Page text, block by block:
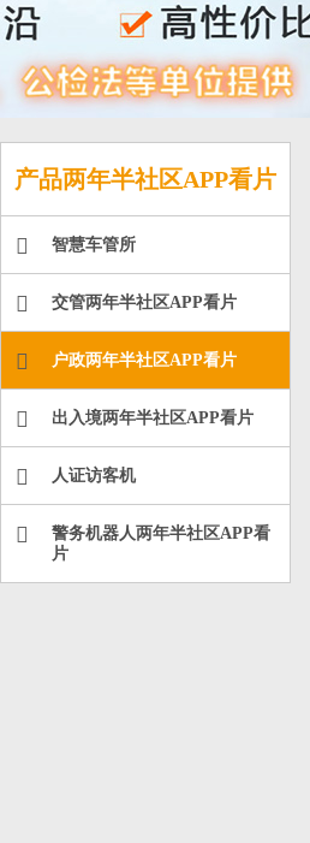
产品两年半社区APP看片
智慧车管所
交管两年半社区APP看片
户政两年半社区APP看片
出入境两年半社区APP看片
人证访客机
警务机器人两年半社区APP看
片